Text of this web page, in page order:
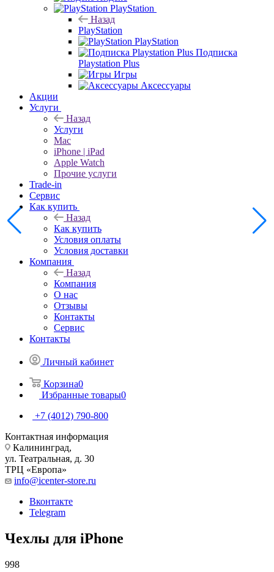
PlayStation
Назад
PlayStation
PlayStation
Подписка
Playstation Plus
Игры
Аксессуары
Акции
Услуги
Назад
Услуги
Mac
iPhone | iPad
Apple Watch
Прочие услуги
Trade-in
Сервис
Как купить
Назад
Как купить
Условия оплаты
Условия доставки
Компания
Назад
Компания
О нас
Отзывы
Контакты
Сервис
Контакты
Личный кабинет
Корзина0
Избранные товары0
+7 (4012) 790-800
Контактная информация
Калининград,
ул. Театральная, д. 30
ТРЦ «Европа»
info@icenter-store.ru
Вконтакте
Telegram
Чехлы для iPhone
998